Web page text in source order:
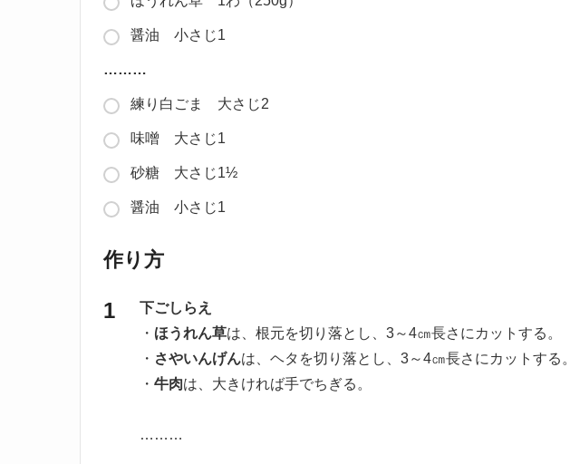
醤油 小さじ1
………
練り白ごま 大さじ2
味噌 大さじ1
砂糖 大さじ1½
醤油 小さじ1
作り方
下ごしらえ
・ ほうれん草は、根元を切り落とし、3～4㎝長さにカットする。
・ さやいんげんは、ヘタを切り落とし、3～4㎝長さにカットする。
・ 牛肉は、大きければ手でちぎる。
………